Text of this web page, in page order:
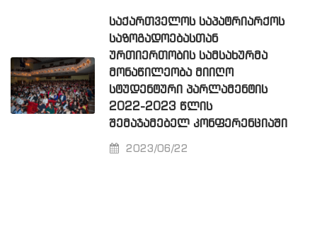
ᲡᲐᲥᲐᲠᲗᲕᲔᲚᲝᲡ ᲡᲐᲞᲐᲢᲠᲘᲐᲠᲥᲝᲡ
ᲡᲐᲖᲝᲒᲐᲓᲝᲔᲑᲐᲡᲗᲐᲜ
ᲣᲠᲗᲘᲔᲠᲗᲝᲑᲘᲡ ᲡᲐᲛᲡᲐᲮᲣᲠᲛᲐ
ᲛᲝᲜᲐᲬᲘᲚᲔᲝᲑᲐ ᲛᲘᲘᲦᲝ
ᲡᲢᲣᲓᲔᲜᲢᲣᲠᲘ ᲞᲐᲠᲚᲐᲛᲔᲜᲢᲘᲡ
2022-2023 ᲬᲚᲘᲡ
ᲨᲔᲛᲐᲯᲐᲛᲔᲑᲔᲚ ᲙᲝᲜᲤᲔᲠᲔᲜᲪᲘᲐᲨᲘ
2023/06/22